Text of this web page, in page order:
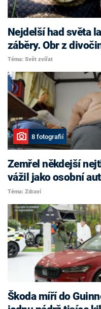
Nejdelší had světa
záběry. Obr z
Téma: Svět zvířat
8 fotografií
Zemřel někdejší
vážil jako osobní
Téma: Zdraví
Škoda míří do